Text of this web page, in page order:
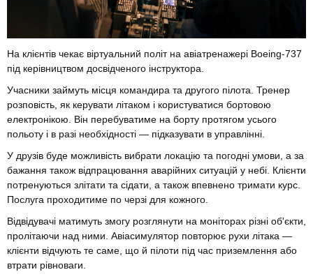
На клієнтів чекає віртуальний політ на авіатренажері Boeing-737
під керівництвом досвідченого інструктора.
Учасники займуть місця командира та другого пілота. Тренер
розповість, як керувати літаком і користуватися бортовою
електронікою. Він перебуватиме на борту протягом усього
польоту і в разі необхідності — підказувати в управлінні.
У друзів буде можливість вибрати локацію та погодні умови, а за
бажання також відпрацювання аварійних ситуацій у небі. Клієнти
потренуються злітати та сідати, а також впевнено тримати курс.
Послуга проходитиме по черзі для кожного.
Відвідувачі матимуть змогу розглянути на моніторах різні об'єкти,
пролітаючи над ними. Авіасимулятор повторює рухи літака —
клієнти відчують те саме, що й пілоти під час приземлення або
втрати рівноваги.